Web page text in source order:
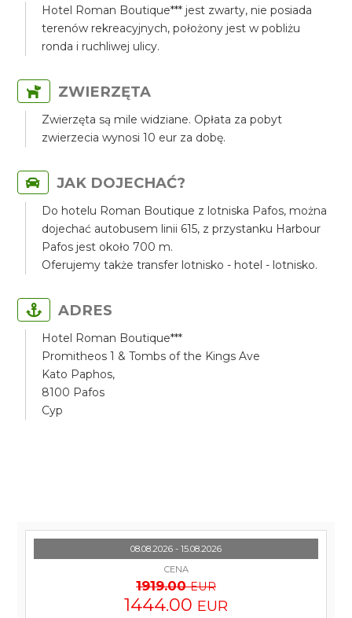
Hotel Roman Boutique*** jest zwarty, nie posiada
terenów rekreacyjnych, położony jest w pobliżu
ronda i ruchliwej ulicy.
ZWIERZĘTA
Zwierzęta są mile widziane. Opłata za pobyt
zwierzecia wynosi 10 eur za dobę.
JAK DOJECHAĆ?
Do hotelu Roman Boutique z lotniska Pafos, można
dojechać autobusem linii 615, z przystanku Harbour
Pafos jest około 700 m.
Oferujemy także transfer lotnisko - hotel - lotnisko.
ADRES
Hotel Roman Boutique***
Promitheos 1 & Tombs of the Kings Ave
Kato Paphos,
8100 Pafos
Cyp
08.08.2026 - 15.08.2026
CENA
1919.00 EUR
1444.00 EUR